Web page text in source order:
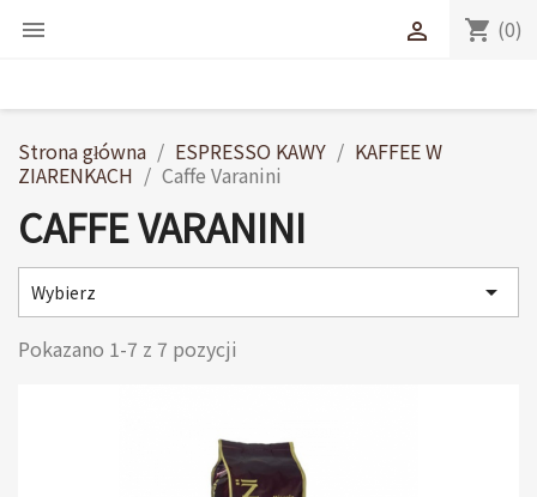
 shopping_cart (0)

Strona główna ESPRESSO KAWY
KAFFEE W
ZIARENKACH
Caffe Varanini
CAFFE VARANINI
Wybierz

Pokazano 1-7 z 7 pozycji